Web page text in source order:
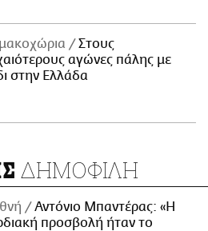
Στους
αγώνες πάλης με
στην Ελλάδα
ΔΗΜΟΦΙΛΗ
Αντόνιο Μπαντέρας: «Η
προσβολή ήταν το